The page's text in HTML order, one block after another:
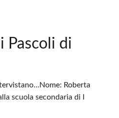
Pascoli di
Roberta
scuola secondaria di I